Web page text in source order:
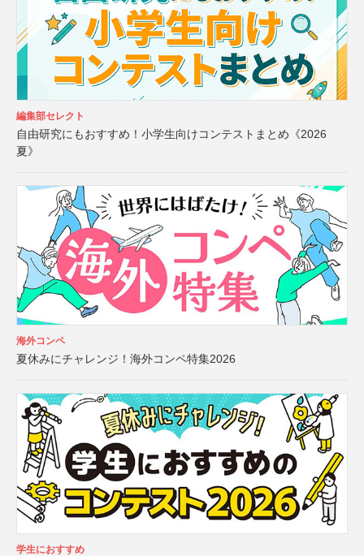
編集部セレクト
自由研究にもおすすめ！小学生向けコンテストまとめ《2026
夏》
海外コンペ
夏休みにチャレンジ！海外コンペ特集2026
学生におすすめ